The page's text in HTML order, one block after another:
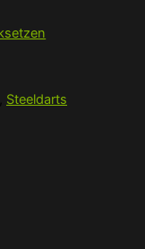
Steeldarts